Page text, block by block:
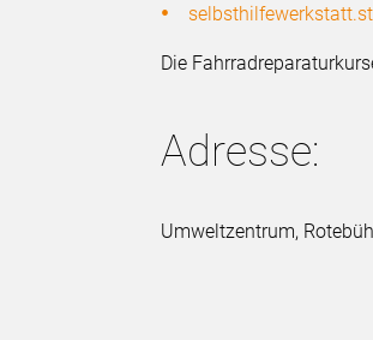
Die
Adresse:
Umweltzentrum,